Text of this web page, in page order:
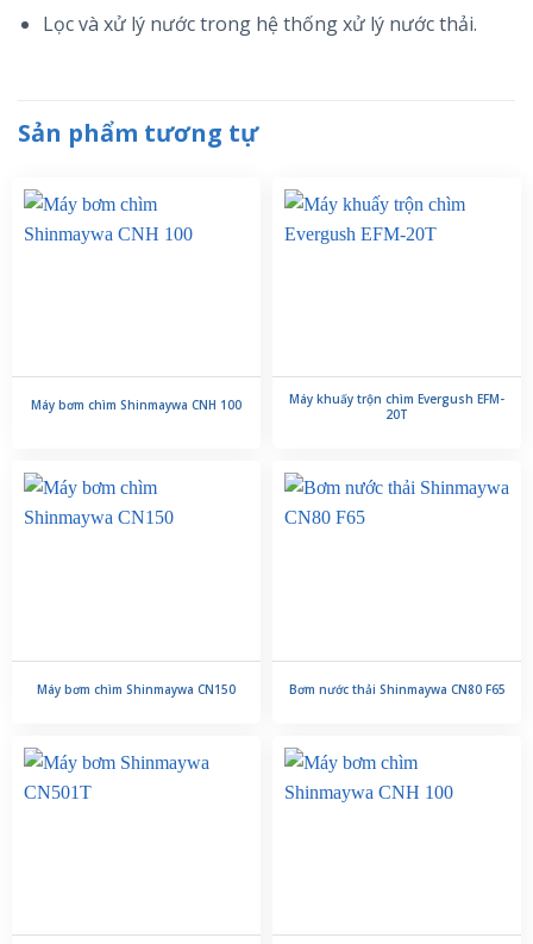
Lọc và xử lý nước trong hệ thống xử lý nước thải.
Sản phẩm tương tự
Máy bơm chìm Shinmaywa CNH 100
Máy khuấy trộn chìm Evergush EFM-
20T
Máy bơm chìm Shinmaywa CN150 Bơm nước thải Shinmaywa CN80 F65